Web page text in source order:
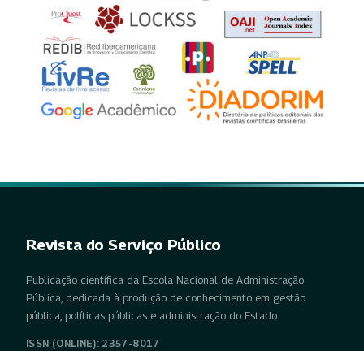
Revista do Serviço Público
Publicação científica da Escola Nacional de Administração
Pública, dedicada à produção de conhecimento em gestão
pública, políticas públicas e administração do Estado.
ISSN (ONLINE): 2357-8017